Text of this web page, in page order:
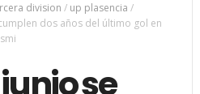
division / up plasencia /
dos años del último gol en
se